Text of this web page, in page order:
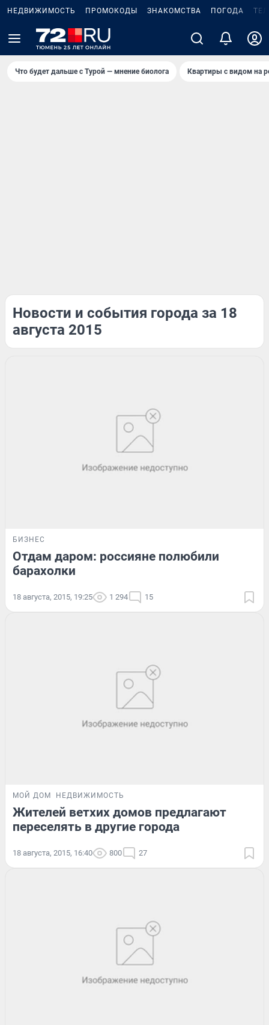
НЕДВИЖИМОСТЬ ПРОМОКОДЫ ЗНАКОМСТВА ПОГОДА
Что будет дальше с Турой — мнение биолога Квартиры с видом на
Новости и события города за 18
августа 2015
БИЗНЕС
Отдам даром: россияне полюбили
барахолки
18 августа, 2015, 19:25 1 294 15
МОЙ ДОМ НЕДВИЖИМОСТЬ
Жителей ветхих домов предлагают
переселять в другие города
18 августа, 2015, 16:40 800 27